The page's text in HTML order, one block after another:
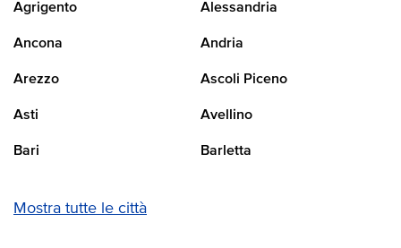
Agrigento Alessandria
Ancona Andria
Arezzo Ascoli Piceno
Asti Avellino
Bari Barletta
Mostra tutte le città